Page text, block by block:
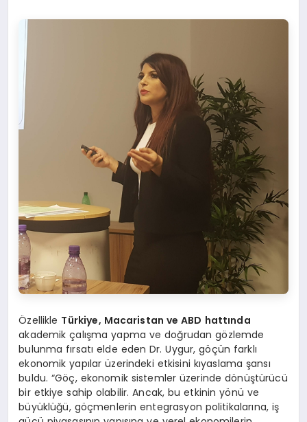
Özellikle Türkiye, Macaristan ve ABD hattında
akademik çalışma yapma ve doğrudan gözlemde
bulunma fırsatı elde eden Dr. Uygur, göçün farklı
ekonomik yapılar üzerindeki etkisini kıyaslama şansı
buldu. “Göç, ekonomik sistemler üzerinde dönüştürücü
bir etkiye sahip olabilir. Ancak, bu etkinin yönü ve
büyüklüğü, göçmenlerin entegrasyon politikalarına, iş